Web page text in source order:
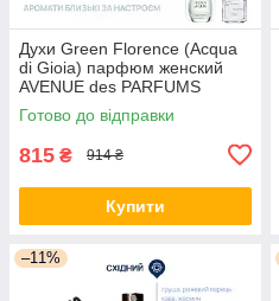
Духи Green Florence (Acqua
di Gioia) парфюм женский
AVENUE des PARFUMS
Готово до відправки
815 ₴ 914 ₴
Купити
–11%